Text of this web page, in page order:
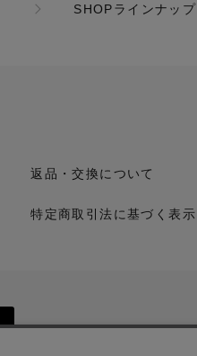
SHOPラインナップ
返品・交換について
特定商取引法に基づく表示